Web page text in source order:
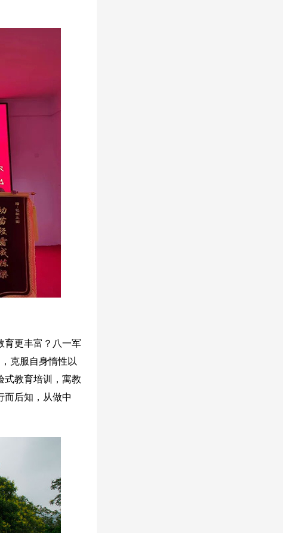
育更丰富？八一军
克服自身惰性以
式教育培训，寓教
而后知，从做中